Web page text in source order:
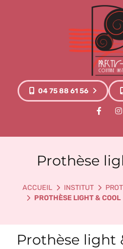
04 75 88 61 56
Prothèse
INSTITUT
PROTHÈSE LIGHT & COOL
Prothèse light
Panneau de gestion des cookies